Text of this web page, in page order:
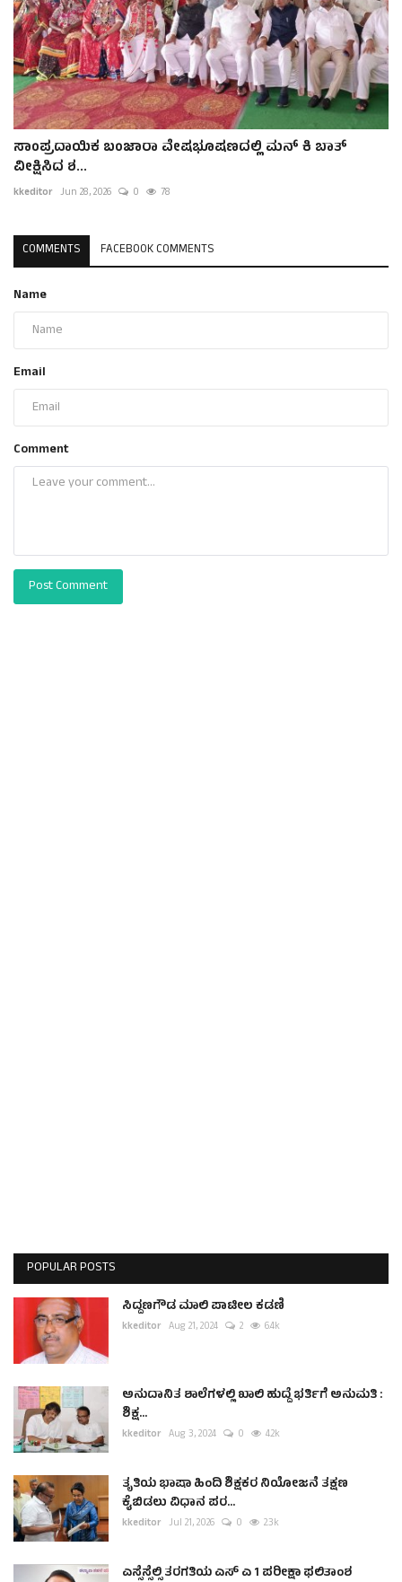
ಸಾಂಪ್ರದಾಯಿಕ ಬಂಜಾರಾ ವೇಷಭೂಷಣದಲ್ಲಿ ಮನ್ ಕಿ ಬಾತ್
ವೀಕ್ಷಿಸಿದ ಶ...
kkeditor Jun 28, 2026 0 78
COMMENTS FACEBOOK COMMENTS
Name
Email
Comment
Post Comment
POPULAR POSTS
ಸಿದ್ದಣಗೌಡ ಮಾಲಿ ಪಾಟೀಲ ಕಡಣಿ
kkeditor Aug 21, 2024 2 6.4k
ಅನುದಾನಿತ ಶಾಲೆಗಳಲ್ಲಿ ಖಾಲಿ ಹುದ್ದೆ ಭರ್ತಿಗೆ ಅನುಮತಿ :
ಶಿಕ್ಷ...
kkeditor Aug 3, 2024 0 4.2k
ತೃತಿಯ ಭಾಷಾ ಹಿಂದಿ ಶಿಕ್ಷಕರ ನಿಯೋಜನೆ ತಕ್ಷಣ
ಕೈಬಿಡಲು ವಿಧಾನ ಪರ...
kkeditor Jul 21, 2026 0 2.3k
ಎಸ್ಸೆಸ್ಸೆಲ್ಸಿ ತರಗತಿಯ ಎಸ್ ಎ 1 ಪರೀಕ್ಷಾ ಫಲಿತಾಂಶ